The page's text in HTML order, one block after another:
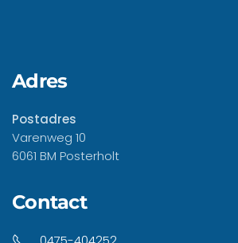
Adres
Postadres
Varenweg 10
6061 BM Posterholt
Contact